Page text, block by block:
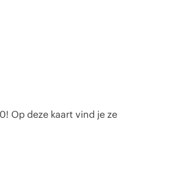
Op deze kaart vind je ze